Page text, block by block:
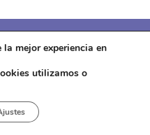
legal· Política de privacidad
de cookies· Contactar
mejor experiencia en
utilizamos o